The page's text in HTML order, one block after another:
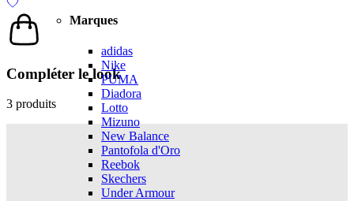
Marques
adidas
Nike
PUMA
Diadora
Lotto
Mizuno
New Balance
Pantofola d'Oro
Reebok
Skechers
Under Armour
Compléter le look
3 produits